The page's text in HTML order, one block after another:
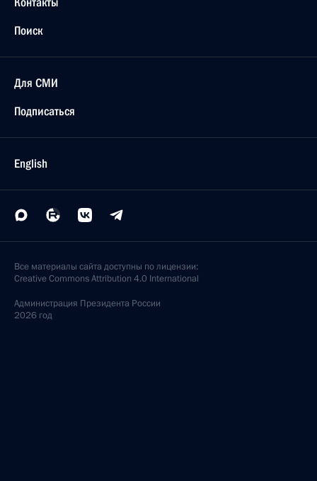
Поиск
Для СМИ
Подписаться
English
Все материалы сайта доступны по лицензии:
Creative Commons Attribution 4.0 International
Администрация Президента России
2026 год